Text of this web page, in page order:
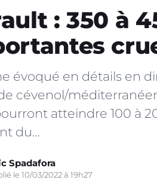
: 350 à
évoqué en détails en
cévenol/
atteindre 100 à
du…
Spadafora
le 10/03/2022 à 19h27